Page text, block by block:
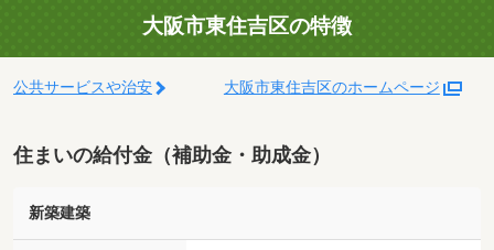
大阪市東住吉区の特徴
公共サービスや治安 大阪市東住吉区のホームページ
住まいの給付金（補助金・助成金）
新築建築